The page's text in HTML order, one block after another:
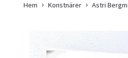
Hem Konstnärer Astri